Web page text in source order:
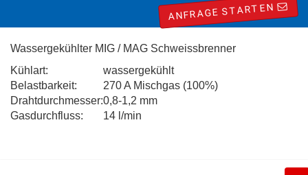
ANFRAGE STARTEN
Wassergekühlter MIG / MAG Schweissbrenner
Kühlart:
wassergekühlt
Belastbarkeit:
270 A Mischgas (100%)
Drahtdurchmesser:0,8-1,2 mm
Gasdurchfluss:
14 l/min